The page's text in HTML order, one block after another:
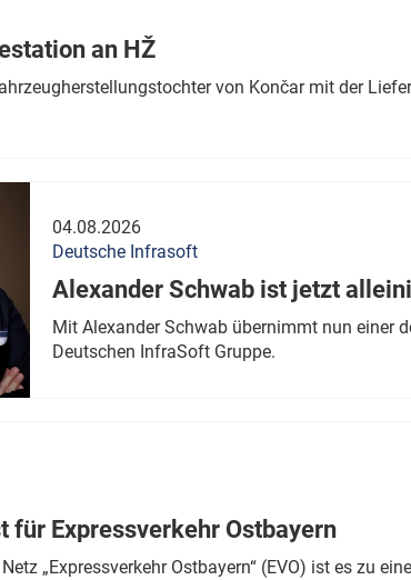
an HŽ
von Končar mit der
04.08.2026
Deutsche Infrasoft
Alexander Schwab ist jetzt
Mit Alexander Schwab übernimmt nun einer
Deutschen InfraSoft Gruppe.
für Expressverkehr Ostbayern
„Expressverkehr Ostbayern“ (EVO) ist es zu